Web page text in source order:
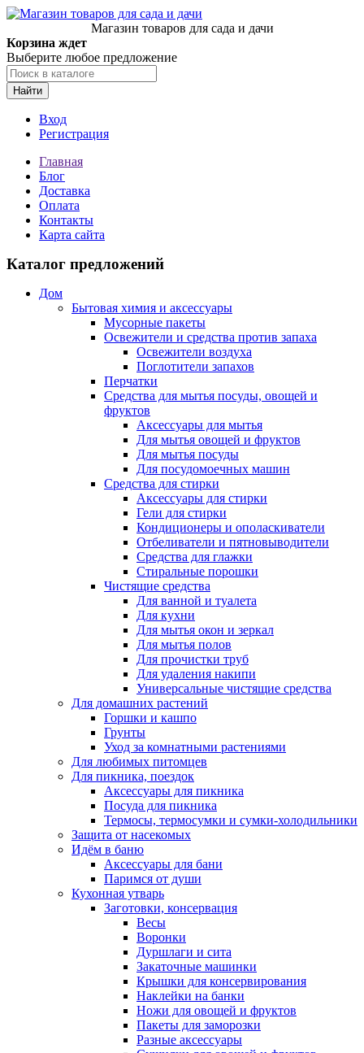
Магазин товаров для сада и дачи
Корзина ждет
Выберите любое предложение
Найти
Вход
Регистрация
Главная
Блог
Доставка
Оплата
Контакты
Карта сайта
Каталог предложений
Дом
Бытовая химия и аксессуары
Мусорные пакеты
Освежители и средства против запаха
Освежители воздуха
Поглотители запахов
Перчатки
Средства для мытья посуды, овощей и
фруктов
Аксессуары для мытья
Для мытья овощей и фруктов
Для мытья посуды
Для посудомоечных машин
Средства для стирки
Аксессуары для стирки
Гели для стирки
Кондиционеры и ополаскиватели
Отбеливатели и пятновыводители
Средства для глажки
Стиральные порошки
Чистящие средства
Для ванной и туалета
Для кухни
Для мытья окон и зеркал
Для мытья полов
Для прочистки труб
Для удаления накипи
Универсальные чистящие средства
Для домашних растений
Горшки и кашпо
Грунты
Уход за комнатными растениями
Для любимых питомцев
Для пикника, поездок
Аксессуары для пикника
Посуда для пикника
Термосы, термосумки и сумки-холодильники
Защита от насекомых
Идём в баню
Аксессуары для бани
Паримся от души
Кухонная утварь
Заготовки, консервация
Весы
Воронки
Дуршлаги и сита
Закаточные машинки
Крышки для консервирования
Наклейки на банки
Ножи для овощей и фруктов
Пакеты для заморозки
Разные аксессуары